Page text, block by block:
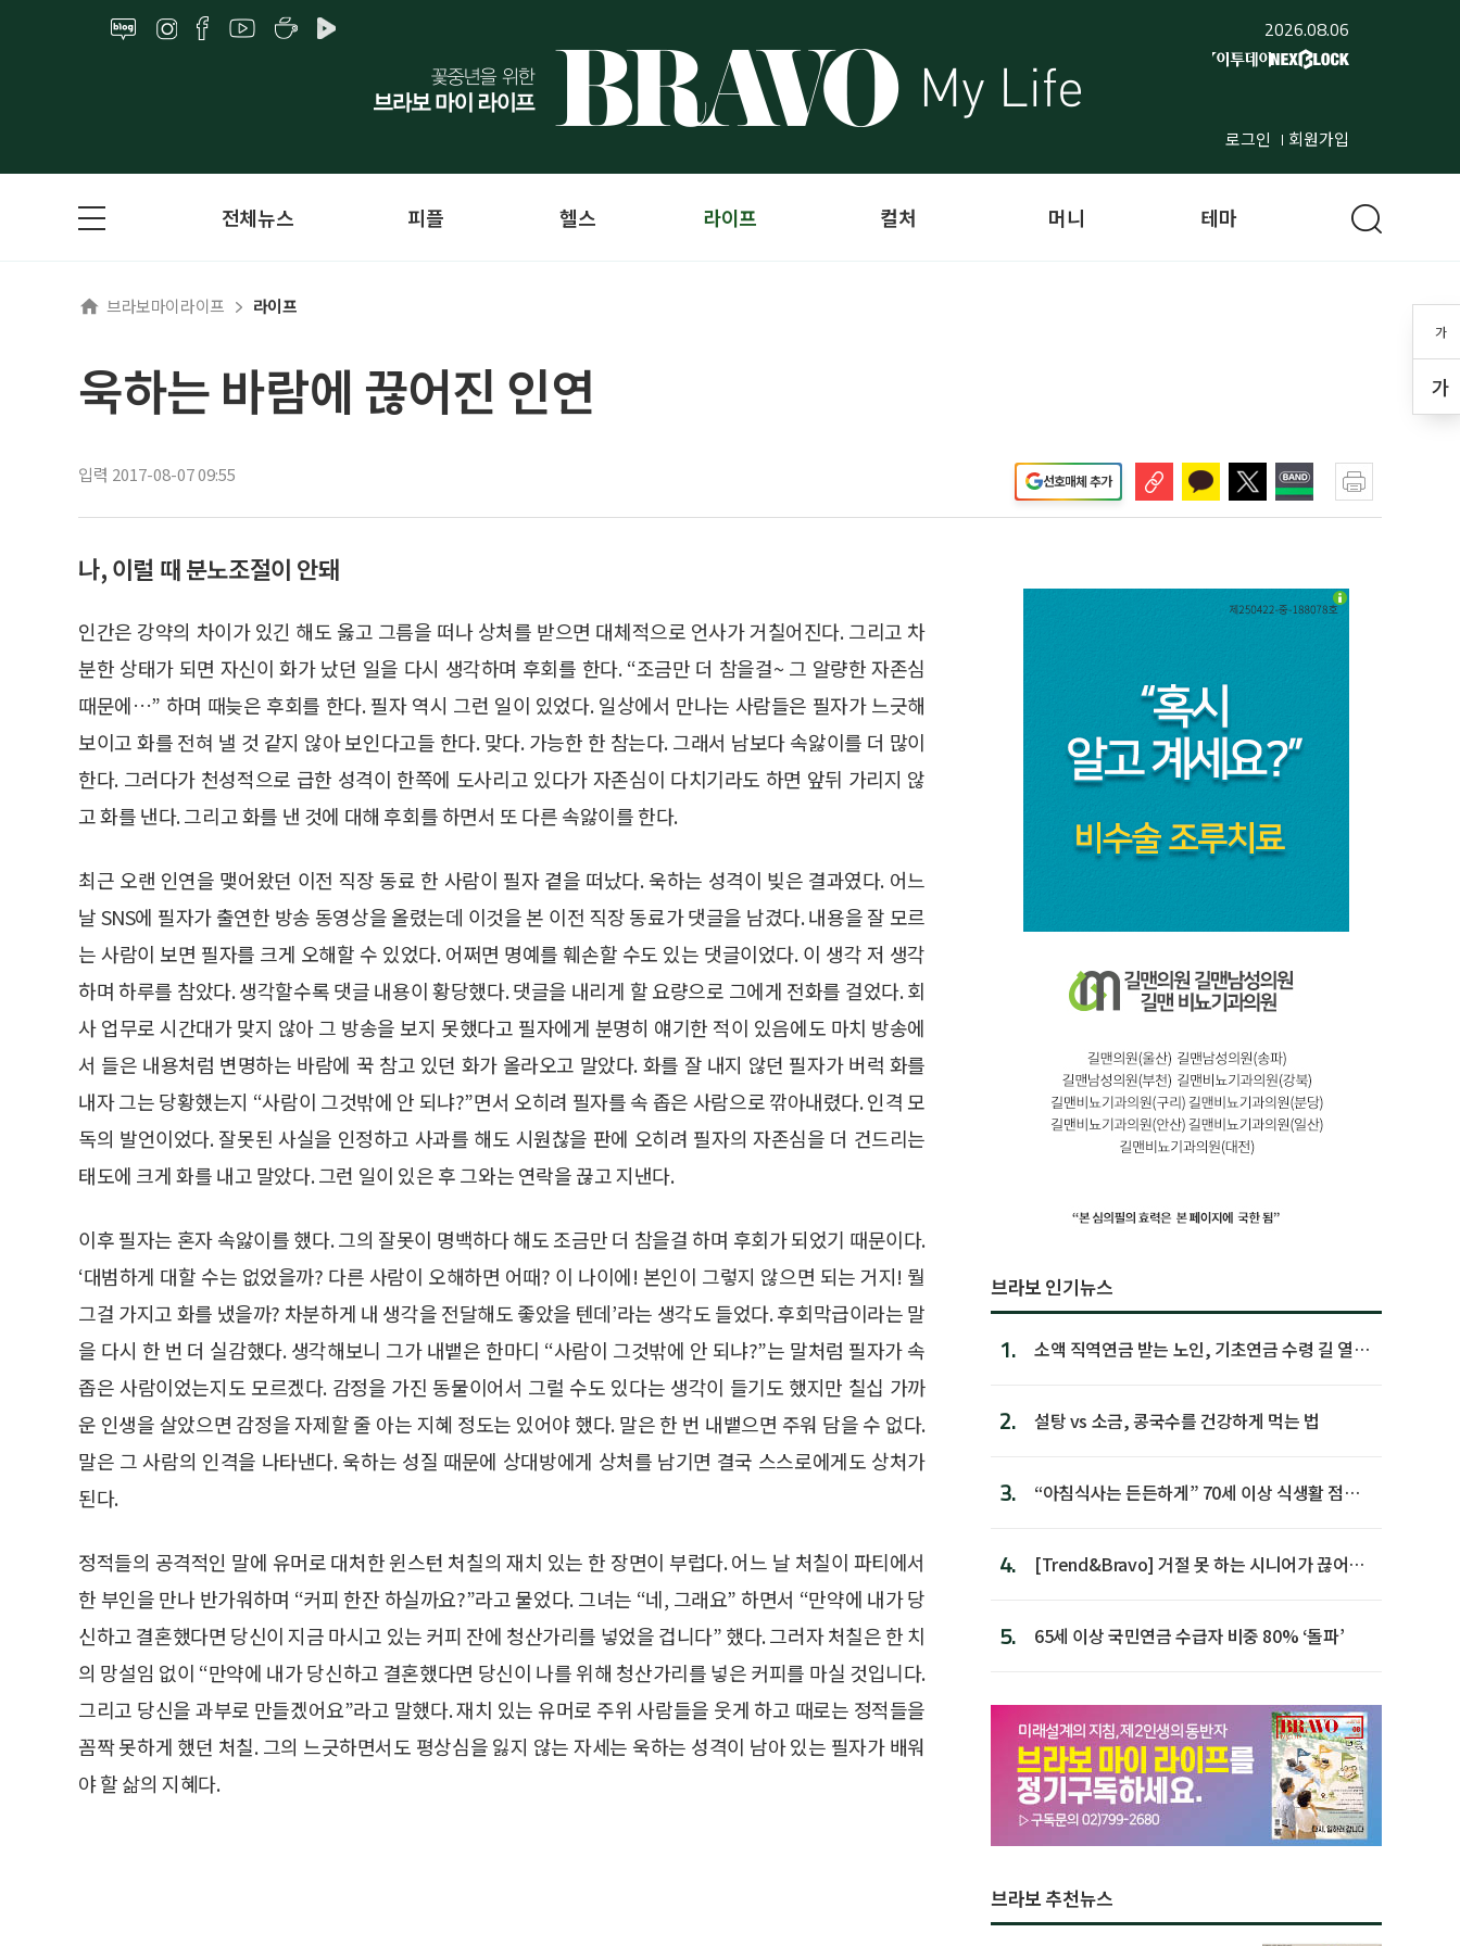
2026.08.06
로그인 회원가입
가
가
전체뉴스 피플 헬스 라이프 컬처 머니 테마
브라보마이라이프 라이프
욱하는 바람에 끊어진 인연
입력 2017-08-07 09:55 선호매체 추가
나, 이럴 때 분노조절이 안돼
인간은 강약의 차이가 있긴 해도 옳고 그름을 떠나 상처를 받으면 대체적으로 언사가 거칠어진다. 그리고 차
분한 상태가 되면 자신이 화가 났던 일을 다시 생각하며 후회를 한다. “조금만 더 참을걸~ 그 알량한 자존심
때문에…” 하며 때늦은 후회를 한다. 필자 역시 그런 일이 있었다. 일상에서 만나는 사람들은 필자가 느긋해
보이고 화를 전혀 낼 것 같지 않아 보인다고들 한다. 맞다. 가능한 한 참는다. 그래서 남보다 속앓이를 더 많이
한다. 그러다가 천성적으로 급한 성격이 한쪽에 도사리고 있다가 자존심이 다치기라도 하면 앞뒤 가리지 않
고 화를 낸다. 그리고 화를 낸 것에 대해 후회를 하면서 또 다른 속앓이를 한다.
최근 오랜 인연을 맺어왔던 이전 직장 동료 한 사람이 필자 곁을 떠났다. 욱하는 성격이 빚은 결과였다. 어느
날 SNS에 필자가 출연한 방송 동영상을 올렸는데 이것을 본 이전 직장 동료가 댓글을 남겼다. 내용을 잘 모르
는 사람이 보면 필자를 크게 오해할 수 있었다. 어쩌면 명예를 훼손할 수도 있는 댓글이었다. 이 생각 저 생각
하며 하루를 참았다. 생각할수록 댓글 내용이 황당했다. 댓글을 내리게 할 요량으로 그에게 전화를 걸었다. 회
사 업무로 시간대가 맞지 않아 그 방송을 보지 못했다고 필자에게 분명히 얘기한 적이 있음에도 마치 방송에
서 들은 내용처럼 변명하는 바람에 꾹 참고 있던 화가 올라오고 말았다. 화를 잘 내지 않던 필자가 버럭 화를
내자 그는 당황했는지 “사람이 그것밖에 안 되냐?”면서 오히려 필자를 속 좁은 사람으로 깎아내렸다. 인격 모
독의 발언이었다. 잘못된 사실을 인정하고 사과를 해도 시원찮을 판에 오히려 필자의 자존심을 더 건드리는
태도에 크게 화를 내고 말았다. 그런 일이 있은 후 그와는 연락을 끊고 지낸다.
이후 필자는 혼자 속앓이를 했다. 그의 잘못이 명백하다 해도 조금만 더 참을걸 하며 후회가 되었기 때문이다.
‘대범하게 대할 수는 없었을까? 다른 사람이 오해하면 어때? 이 나이에! 본인이 그렇지 않으면 되는 거지! 뭘
그걸 가지고 화를 냈을까? 차분하게 내 생각을 전달해도 좋았을 텐데’라는 생각도 들었다. 후회막급이라는 말
을 다시 한 번 더 실감했다. 생각해보니 그가 내뱉은 한마디 “사람이 그것밖에 안 되냐?”는 말처럼 필자가 속
좁은 사람이었는지도 모르겠다. 감정을 가진 동물이어서 그럴 수도 있다는 생각이 들기도 했지만 칠십 가까
운 인생을 살았으면 감정을 자제할 줄 아는 지혜 정도는 있어야 했다. 말은 한 번 내뱉으면 주워 담을 수 없다.
말은 그 사람의 인격을 나타낸다. 욱하는 성질 때문에 상대방에게 상처를 남기면 결국 스스로에게도 상처가
된다.
정적들의 공격적인 말에 유머로 대처한 윈스턴 처칠의 재치 있는 한 장면이 부럽다. 어느 날 처칠이 파티에서
한 부인을 만나 반가워하며 “커피 한잔 하실까요?”라고 물었다. 그녀는 “네, 그래요” 하면서 “만약에 내가 당
신하고 결혼했다면 당신이 지금 마시고 있는 커피 잔에 청산가리를 넣었을 겁니다” 했다. 그러자 처칠은 한 치
의 망설임 없이 “만약에 내가 당신하고 결혼했다면 당신이 나를 위해 청산가리를 넣은 커피를 마실 것입니다.
그리고 당신을 과부로 만들겠어요”라고 말했다. 재치 있는 유머로 주위 사람들을 웃게 하고 때로는 정적들을
꼼짝 못하게 했던 처칠. 그의 느긋하면서도 평상심을 잃지 않는 자세는 욱하는 성격이 남아 있는 필자가 배워
야 할 삶의 지혜다.
브라보 인기뉴스
1.
소액 직역연금 받는 노인, 기초연금 수령 길 열린
2. 설탕 vs 소금, 콩국수를 건강하게 먹는 법
3.
“아침식사는 든든하게” 70세 이상 식생활 점수
4.
[Trend&Bravo] 거절 못 하는 시니어가 끊어야
5. 65세 이상 국민연금 수급자 비중 80% ‘돌파’
브라보 추천뉴스